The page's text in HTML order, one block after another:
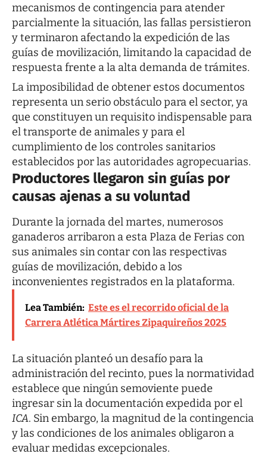
mecanismos de contingencia para atender
parcialmente la situación, las fallas persistieron
y terminaron afectando la expedición de las
guías de movilización, limitando la capacidad de
respuesta frente a la alta demanda de trámites.
La imposibilidad de obtener estos documentos
representa un serio obstáculo para el sector, ya
que constituyen un requisito indispensable para
el transporte de animales y para el
cumplimiento de los controles sanitarios
establecidos por las autoridades agropecuarias.
Productores llegaron sin guías por
causas ajenas a su voluntad
Durante la jornada del martes, numerosos
ganaderos arribaron a esta Plaza de Ferias con
sus animales sin contar con las respectivas
guías de movilización, debido a los
inconvenientes registrados en la plataforma.
Lea También: Este es el recorrido oficial de la
Carrera Atlética Mártires Zipaquireños 2025
La situación planteó un desafío para la
administración del recinto, pues la normatividad
establece que ningún semoviente puede
ingresar sin la documentación expedida por el
ICA. Sin embargo, la magnitud de la contingencia
y las condiciones de los animales obligaron a
evaluar medidas excepcionales.